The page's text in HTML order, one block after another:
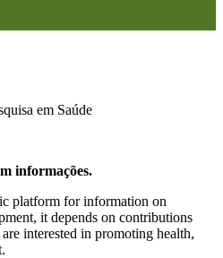
em Saúde
informações.
platform for information on
it depends on contributions
interested in promoting health,